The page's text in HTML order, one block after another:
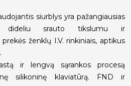
siurblys yra pažangiausias
dideliu srauto tikslumu ir
ženklų I.V. rinkiniais, aptikus
ir lengvą sąrankos procesą
silikoninę klaviatūrą. FND ir